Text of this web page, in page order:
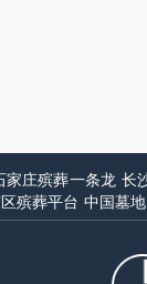
家庄殡葬一条龙 长
殡葬平台 中国墓地